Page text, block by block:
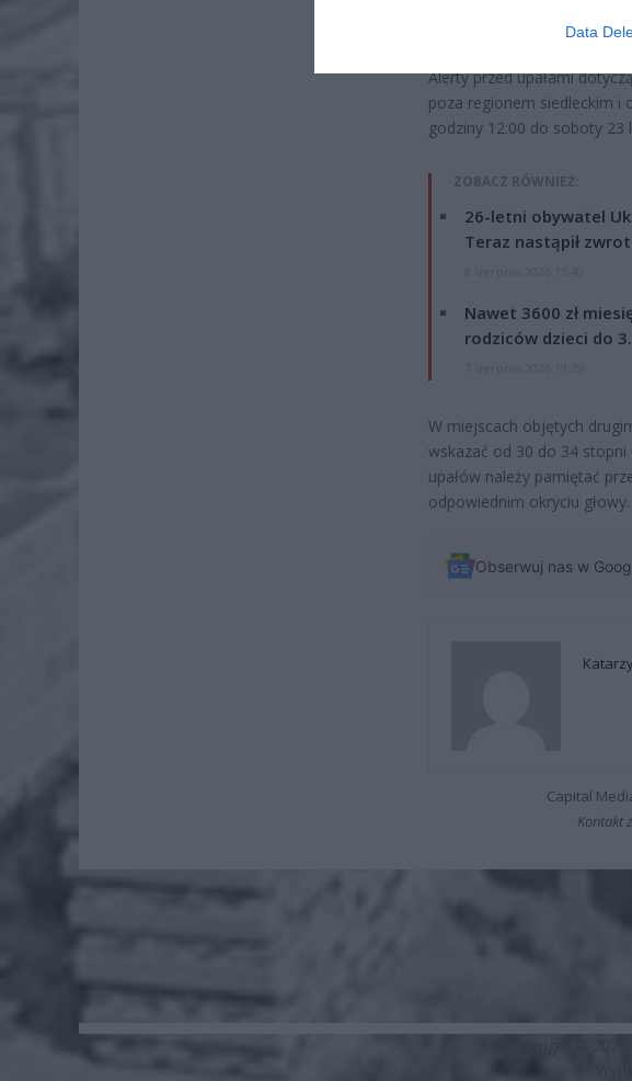
Data
Wodnej zdecydował się
Alerty przed upałami
poza regionem siedleckim i
godziny 12:00 do soboty 23
ZOBACZ RÓWNIEŻ:
26-letni obywatel
Teraz nastąpił
Nawet 3600 zł
rodziców dzieci do
W miejscach objętych
wskazać od 30 do 34 stopni
upałów należy pamiętać
odpowiednim okryciu głowy.
Obserwuj nas w
Capital
Kontakt